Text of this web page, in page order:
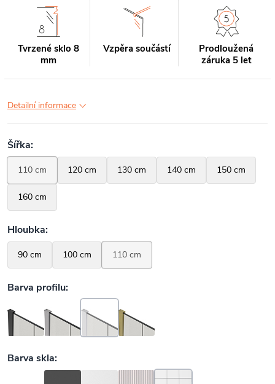
Tvrzené sklo 8
mm
Vzpěra součástí
Prodloužená
záruka 5 let
Detailní informace